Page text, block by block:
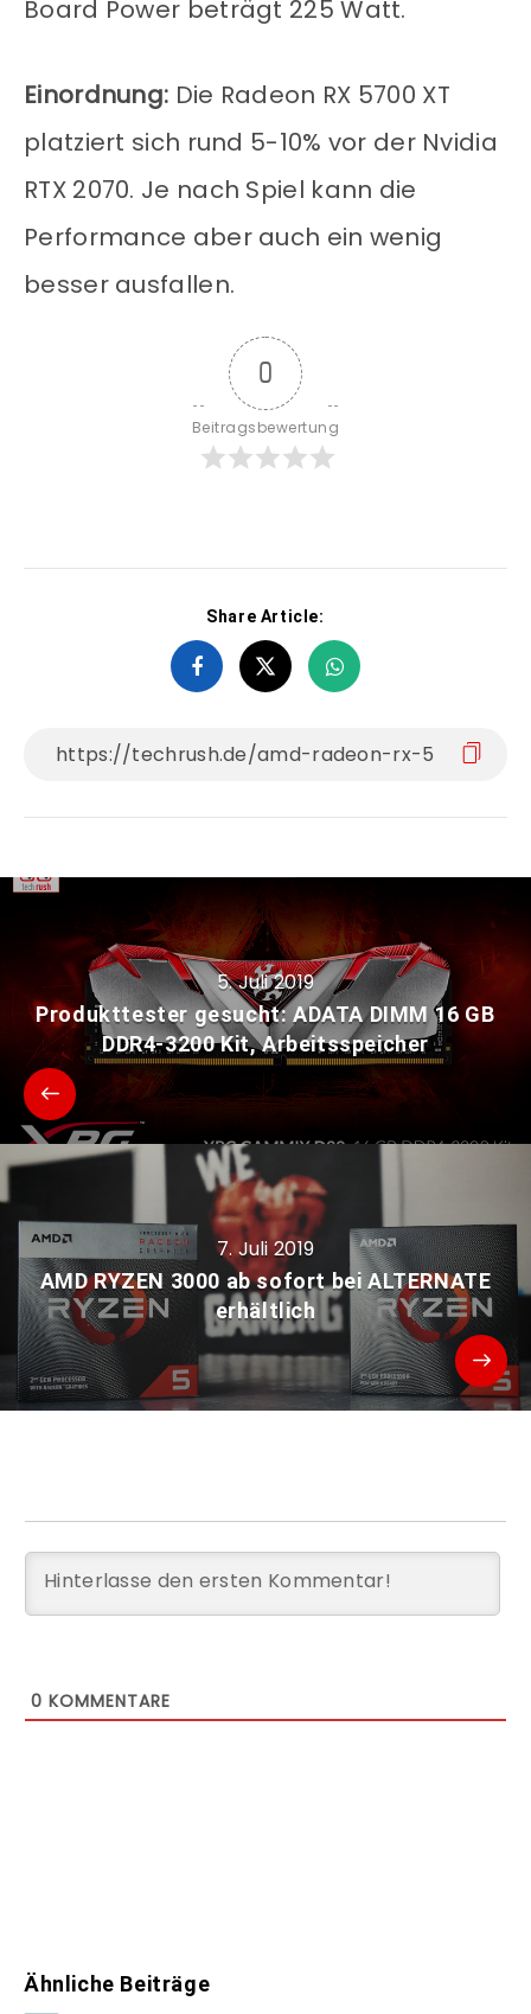
Board Power beträgt 225 Watt.
Einordnung: Die Radeon RX 5700 XT
platziert sich rund 5-10% vor der Nvidia
RTX 2070. Je nach Spiel kann die
Performance aber auch ein wenig
besser ausfallen.
0
Beitragsbewertung
Share Article:
5. Juli 2019
Produkttester gesucht: ADATA DIMM 16 GB
DDR4-3200 Kit, Arbeitsspeicher
7. Juli 2019
AMD RYZEN 3000 ab sofort bei ALTERNATE
erhältlich
0 KOMMENTARE
Ähnliche Beiträge